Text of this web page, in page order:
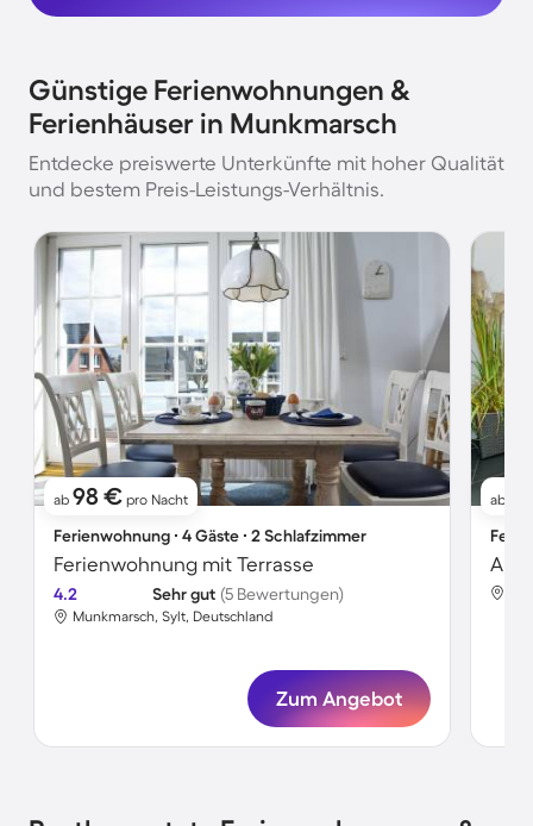
Günstige Ferienwohnungen &
Ferienhäuser in Munkmarsch
Entdecke preiswerte Unterkünfte mit hoher Qualität
und bestem Preis-Leistungs-Verhältnis.
ab 98 € pro Nacht
Ferienwohnung ∙ 4 Gäste ∙ 2 Schlafzimmer
Ferienwohnung mit Terrasse
4.2 Sehr gut (5 Bewertungen)
Munkmarsch, Sylt, Deutschland
Zum Angebot
ab